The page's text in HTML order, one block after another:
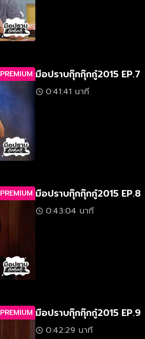
PREMIUM มือปราบกุ๊กกุ๊กกู๋2015 EP.7
0:41:41 นาที
PREMIUM มือปราบกุ๊กกุ๊กกู๋2015 EP.8
0:43:04 นาที
PREMIUM มือปราบกุ๊กกุ๊กกู๋2015 EP.9
0:42:29 นาที